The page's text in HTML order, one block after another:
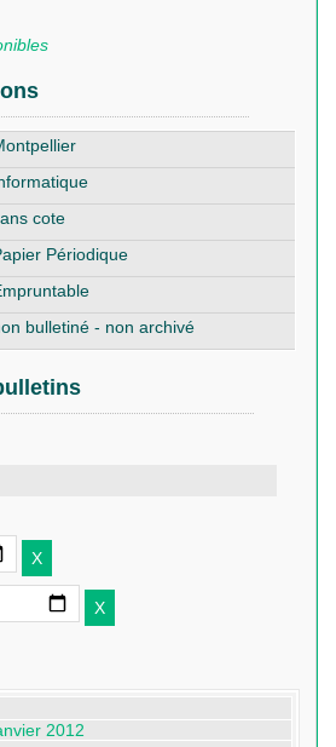
cote
Périodique
bulletiné - non archivé
2012